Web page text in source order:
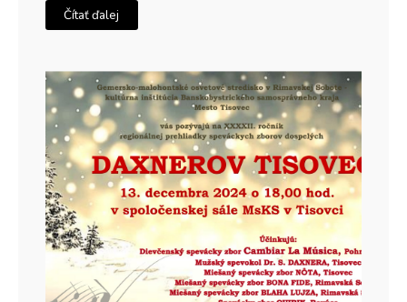
Čítať ďalej